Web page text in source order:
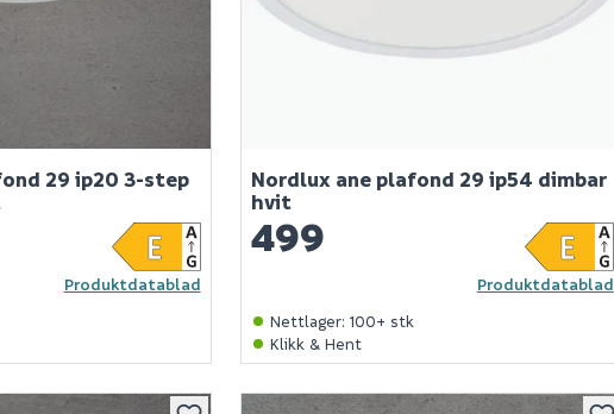
29 ip20 3-step
Produktdatablad
Nordlux ane plafond 29 ip54 dimbar
hvit
499
Produktdatablad
Nettlager: 100+ stk
Klikk & Hent